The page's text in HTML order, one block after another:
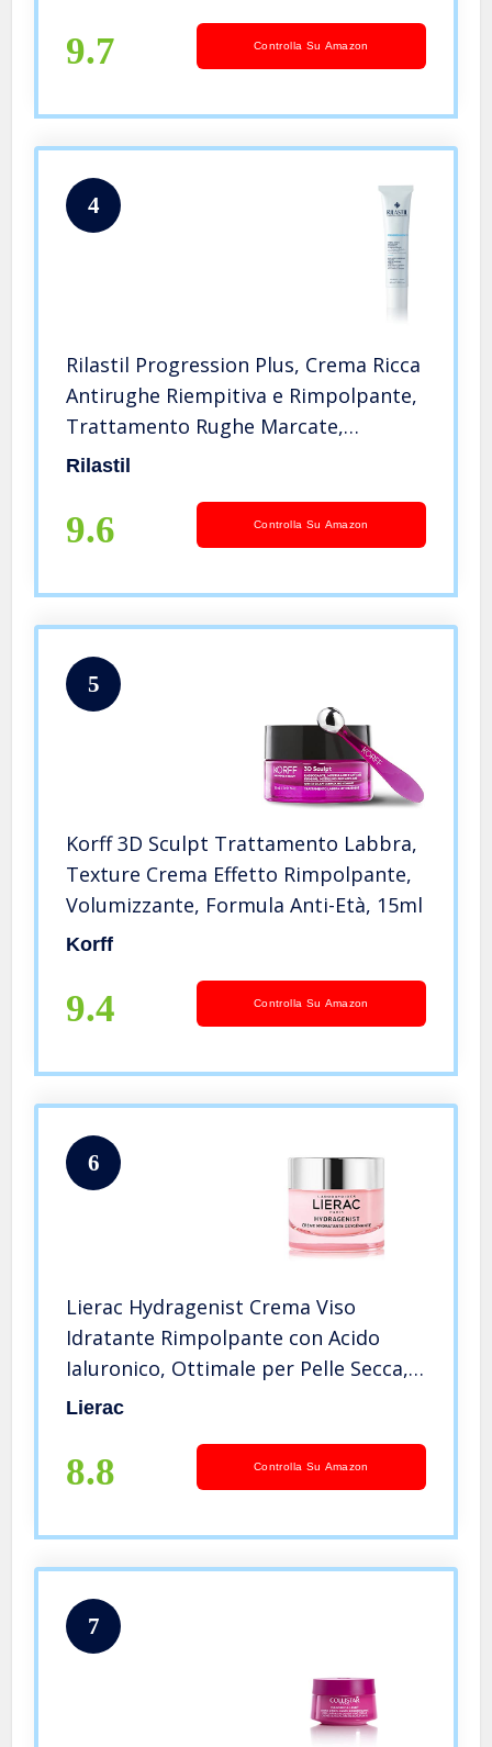
50 ml
9.7 Controlla Su Amazon
4
Rilastil Progression Plus, Crema Ricca
Antirughe Riempitiva e Rimpolpante,
Trattamento Rughe Marcate,
Antiaging, Rimpolpante per Pelli
Ialuronico, Confezione da 40 ml
Rilastil
9.6 Controlla Su Amazon
5
Korff 3D Sculpt Trattamento Labbra,
Texture Crema Effetto Rimpolpante,
Volumizzante, Formula Anti-Età, 15ml
Korff
9.4 Controlla Su Amazon
6
Lierac Hydragenist Crema Viso
Idratante Rimpolpante con Acido
Ialuronico, Ottimale per Pelle Secca,
Formato da 50ml
Lierac
8.8 Controlla Su Amazon
7